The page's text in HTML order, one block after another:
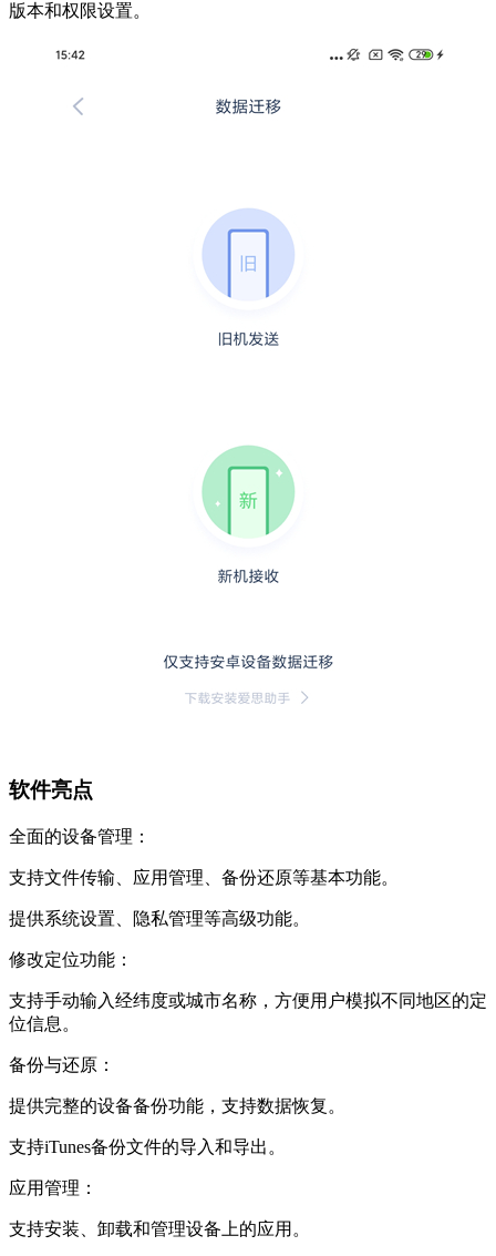
版本和权限设置。
软件亮点
全面的设备管理：
支持文件传输、应用管理、备份还原等基本功能。
提供系统设置、隐私管理等高级功能。
修改定位功能：
支持手动输入经纬度或城市名称，方便用户模拟不同地区的定
位信息。
备份与还原：
提供完整的设备备份功能，支持数据恢复。
支持iTunes备份文件的导入和导出。
应用管理：
支持安装、卸载和管理设备上的应用。